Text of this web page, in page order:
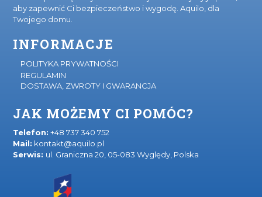
aby zapewnić Ci bezpieczeństwo i wygodę. Aquilo, dla
Twojego domu.
INFORMACJE
POLITYKA PRYWATNOŚCI
REGULAMIN
DOSTAWA, ZWROTY I GWARANCJA
JAK MOŻEMY CI POMÓC?
Telefon: +48 737 340 752
Mail: kontakt@aquilo.pl
Serwis: ul. Graniczna 20, 05-083 Wyględy, Polska